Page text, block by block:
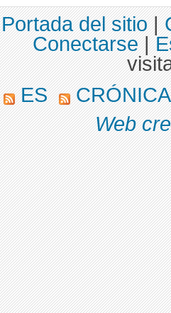
Portada del sitio|
Conectarse|
ES
Web